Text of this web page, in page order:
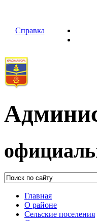
Справка
Главная
О районе
Сельские поселения